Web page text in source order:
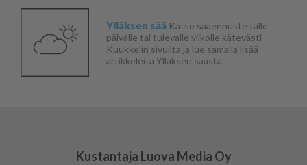
Ylläksen sää Katso sääennuste tälle
päivälle tai tulevalle viikolle kätevästi
Kuukkelin sivuilta ja lue samalla lisää
artikkeleita Ylläksen säästä.
Kustantaja Luova Media Oy